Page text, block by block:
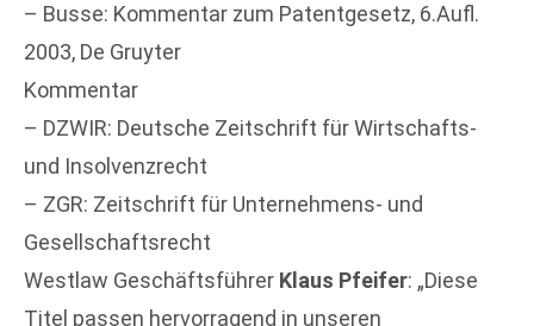
– Busse: Kommentar zum Patentgesetz, 6.Aufl.
2003, De Gruyter
Kommentar
– DZWIR: Deutsche Zeitschrift für Wirtschafts-
und Insolvenzrecht
– ZGR: Zeitschrift für Unternehmens- und
Gesellschaftsrecht
Westlaw Geschäftsführer Klaus Pfeifer: „Diese
Titel passen hervorragend in unseren